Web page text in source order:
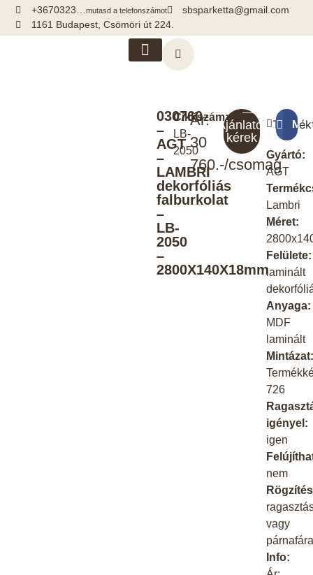
+3670323…mutasd a telefonszámot
sbsparketta@gmail.com
1161 Budapest, Csömöri út 224.
030760
–
AGT
–
LAMBRI
dekorfóliás
falburkolat
–
LB-
2050
–
2800X140X18mm
Cikkszám:
LB-
2050
Ár:
30
760.-/csomag
Ajánlatot
kérek
Gyártó:
AGT
Lambri
Méret:
Felülete:
laminált
Anyaga:
MDF
laminált
Mintázat:
726
igényel:
igen
nem
vagy
párnafára
Info: